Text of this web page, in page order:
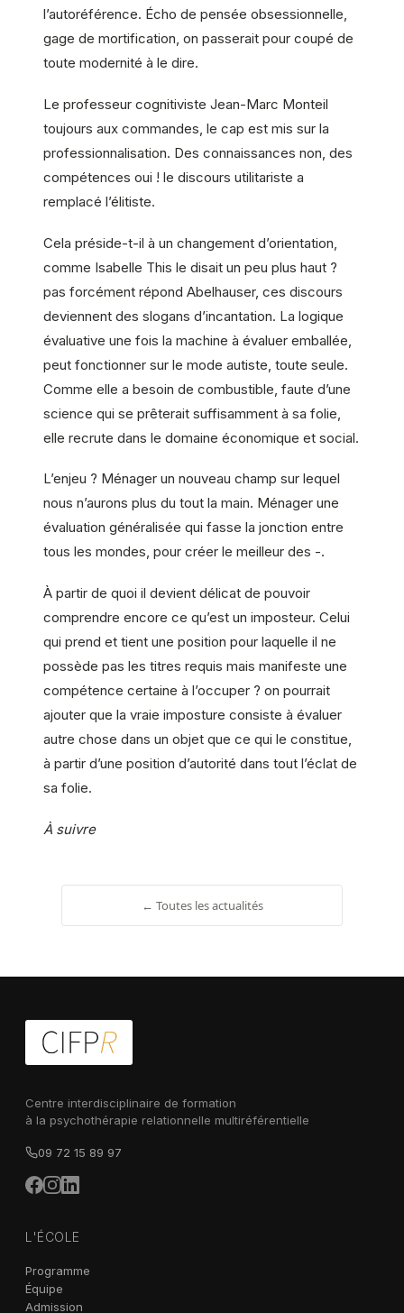
l’autoréférence. Écho de pensée obsessionnelle,
gage de mortification, on passerait pour coupé de
toute modernité à le dire.
Le professeur cognitiviste Jean-Marc Monteil
toujours aux commandes, le cap est mis sur la
professionnalisation. Des connaissances non, des
compétences oui ! le discours utilitariste a
remplacé l’élitiste.
Cela préside-t-il à un changement d’orientation,
comme Isabelle This le disait un peu plus haut ?
pas forcément répond Abelhauser, ces discours
deviennent des slogans d’incantation. La logique
évaluative une fois la machine à évaluer emballée,
peut fonctionner sur le mode autiste, toute seule.
Comme elle a besoin de combustible, faute d’une
science qui se prêterait suffisamment à sa folie,
elle recrute dans le domaine économique et social.
L’enjeu ? Ménager un nouveau champ sur lequel
nous n’aurons plus du tout la main. Ménager une
évaluation généralisée qui fasse la jonction entre
tous les mondes, pour créer le meilleur des -.
À partir de quoi il devient délicat de pouvoir
comprendre encore ce qu’est un imposteur. Celui
qui prend et tient une position pour laquelle il ne
possède pas les titres requis mais manifeste une
compétence certaine à l’occuper ? on pourrait
ajouter que la vraie imposture consiste à évaluer
autre chose dans un objet que ce qui le constitue,
à partir d’une position d’autorité dans tout l’éclat de
sa folie.
À suivre
← Toutes les actualités
Centre interdisciplinaire de formation
à la psychothérapie relationnelle multiréférentielle
09 72 15 89 97
L'ÉCOLE
Programme
Équipe
Admission